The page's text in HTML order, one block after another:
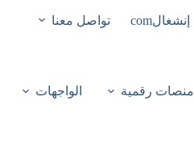
إنشغالcom تواصل معنا
منصات رقمية الواجهات